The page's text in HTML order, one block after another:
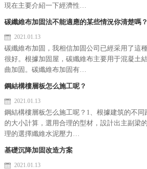
現在主要介紹一下經濟性…
碳纖維布加固法不能適應的某些情況你清楚嗎？
2021.01.13
碳纖維布加固，我相信加固公司已經采用了這
很好。根據加固屋，碳纖維布主要用于混凝土
曲加固。碳纖維布加固有…
鋼結構樓層板怎么施工呢？
2021.01.13
鋼結構樓層板怎么施工呢？1、根據建筑的不
的大小計算，選用合理的型材，設計出主副梁
理的選擇纖維水泥壓力…
基礎沉降加固改造方案
2021.01.13